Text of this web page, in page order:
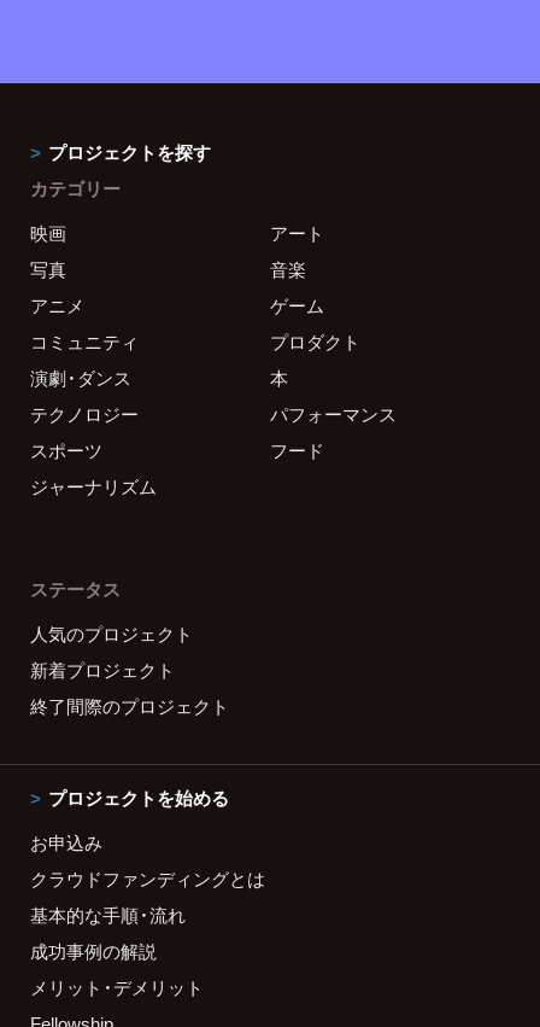
プロジェクトを探す
カテゴリー
映画
アート
写真
音楽
アニメ
ゲーム
コミュニティ
プロダクト
演劇・ダンス
本
テクノロジー
パフォーマンス
スポーツ
フード
ジャーナリズム
ステータス
人気のプロジェクト
新着プロジェクト
終了間際のプロジェクト
プロジェクトを始める
お申込み
クラウドファンディングとは
基本的な手順・流れ
成功事例の解説
メリット・デメリット